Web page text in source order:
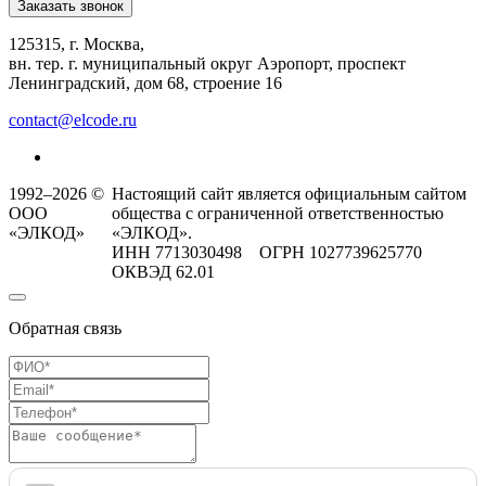
Заказать звонок
125315, г. Москва,
вн. тер. г. муниципальный округ Аэропорт, проспект
Ленинградский, дом 68, строение 16
contact@elcode.ru
1992–2026 ©
ООО
«ЭЛКОД»
Настоящий сайт является официальным сайтом
общества с ограниченной ответственностью
«ЭЛКОД».
ИНН 7713030498 ОГРН 1027739625770
ОКВЭД 62.01
Обратная связь